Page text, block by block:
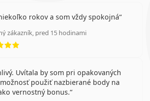
rokov a som vždy spokojná
zákazník, pred 15 hodinami
hodnotenie 5 z 5
Uvítala by som pri opakovaných
použiť nazbierané body na
vernostný bonus.